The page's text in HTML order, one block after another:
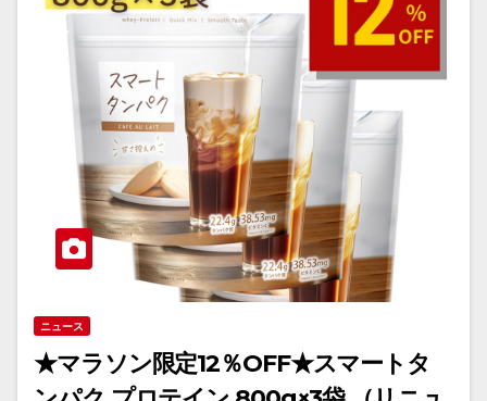
ニュース
★マラソン限定12％OFF★スマートタ